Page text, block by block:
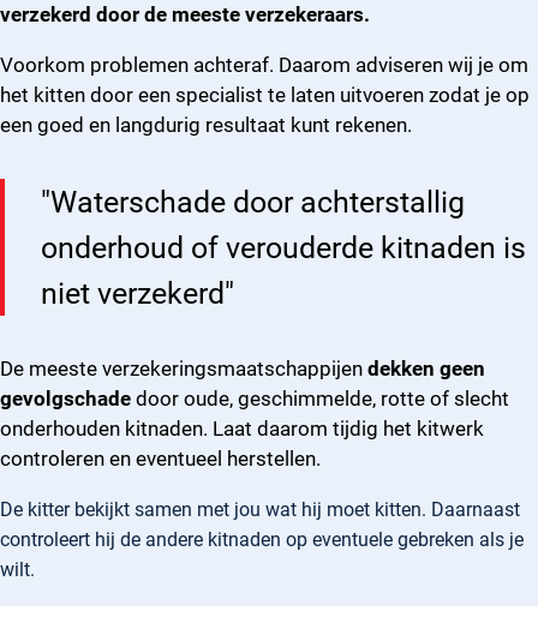
verzekerd door de meeste verzekeraars.
Voorkom problemen achteraf. Daarom adviseren wij je om
het kitten door een specialist te laten uitvoeren zodat je op
een goed en langdurig resultaat kunt rekenen.
"Waterschade door achterstallig
onderhoud of verouderde kitnaden is
niet verzekerd"
De meeste verzekeringsmaatschappijen dekken geen
gevolgschade door oude, geschimmelde, rotte of slecht
onderhouden kitnaden. Laat daarom tijdig het kitwerk
controleren en eventueel herstellen.
De kitter bekijkt samen met jou wat hij moet kitten. Daarnaast
controleert hij de andere kitnaden op eventuele gebreken als je
wilt.